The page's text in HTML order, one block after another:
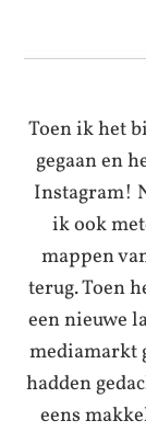
Toen ik het
gegaan en
Instagram!
ik ook
mappen
terug. Toen
een nieuwe
mediamarkt
hadden
eens